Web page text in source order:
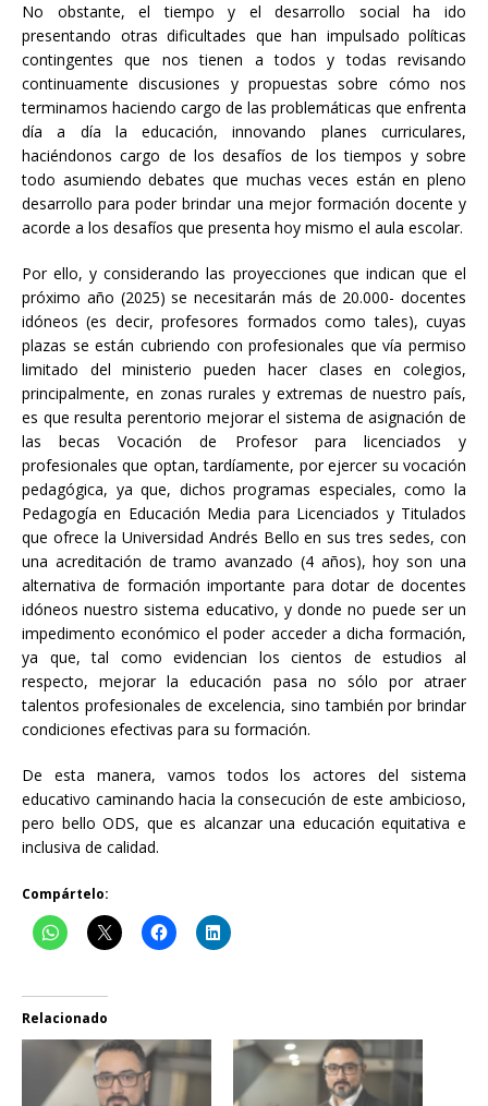
No obstante, el tiempo y el desarrollo social ha ido
presentando otras dificultades que han impulsado políticas
contingentes que nos tienen a todos y todas revisando
continuamente discusiones y propuestas sobre cómo nos
terminamos haciendo cargo de las problemáticas que enfrenta
día a día la educación, innovando planes curriculares,
haciéndonos cargo de los desafíos de los tiempos y sobre
todo asumiendo debates que muchas veces están en pleno
desarrollo para poder brindar una mejor formación docente y
acorde a los desafíos que presenta hoy mismo el aula escolar.
Por ello, y considerando las proyecciones que indican que el
próximo año (2025) se necesitarán más de 20.000- docentes
idóneos (es decir, profesores formados como tales), cuyas
plazas se están cubriendo con profesionales que vía permiso
limitado del ministerio pueden hacer clases en colegios,
principalmente, en zonas rurales y extremas de nuestro país,
es que resulta perentorio mejorar el sistema de asignación de
las becas Vocación de Profesor para licenciados y
profesionales que optan, tardíamente, por ejercer su vocación
pedagógica, ya que, dichos programas especiales, como la
Pedagogía en Educación Media para Licenciados y Titulados
que ofrece la Universidad Andrés Bello en sus tres sedes, con
una acreditación de tramo avanzado (4 años), hoy son una
alternativa de formación importante para dotar de docentes
idóneos nuestro sistema educativo, y donde no puede ser un
impedimento económico el poder acceder a dicha formación,
ya que, tal como evidencian los cientos de estudios al
respecto, mejorar la educación pasa no sólo por atraer
talentos profesionales de excelencia, sino también por brindar
condiciones efectivas para su formación.
De esta manera, vamos todos los actores del sistema
educativo caminando hacia la consecución de este ambicioso,
pero bello ODS, que es alcanzar una educación equitativa e
inclusiva de calidad.
Compártelo:
Relacionado